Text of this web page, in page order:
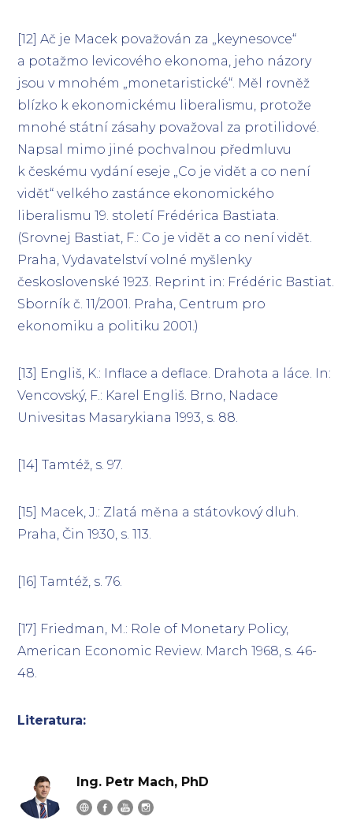
[12] Ač je Macek považován za „keynesovce“
a potažmo levicového ekonoma, jeho názory
jsou v mnohém „monetaristické“. Měl rovněž
blízko k ekonomickému liberalismu, protože
mnohé státní zásahy považoval za protilidové.
Napsal mimo jiné pochvalnou předmluvu
k českému vydání eseje „Co je vidět a co není
vidět“ velkého zastánce ekonomického
liberalismu 19. století Frédérica Bastiata.
(Srovnej Bastiat, F.: Co je vidět a co není vidět.
Praha, Vydavatelství volné myšlenky
československé 1923. Reprint in: Frédéric Bastiat.
Sborník č. 11/2001. Praha, Centrum pro
ekonomiku a politiku 2001.)
[13] Engliš, K.: Inflace a deflace. Drahota a láce. In:
Vencovský, F.: Karel Engliš. Brno, Nadace
Univesitas Masarykiana 1993, s. 88.
[14] Tamtéž, s. 97.
[15] Macek, J.: Zlatá měna a státovkový dluh.
Praha, Čin 1930, s. 113.
[16] Tamtéž, s. 76.
[17] Friedman, M.: Role of Monetary Policy,
American Economic Review. March 1968, s. 46-
48.
Literatura:
Ing. Petr Mach, PhD